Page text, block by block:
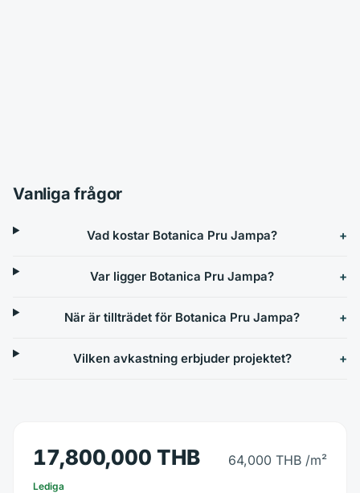
Vanliga frågor
Vad kostar Botanica Pru Jampa?
Var ligger Botanica Pru Jampa?
När är tillträdet för Botanica Pru Jampa?
Vilken avkastning erbjuder projektet?
17,800,000 THB 64,000 THB /m²
Lediga